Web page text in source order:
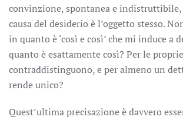
convinzione, spontanea e indistruttibile,
causa del desiderio è l’oggetto stesso.
in quanto è ‘così e così’ che mi induce a
quanto è esattamente così? Per le
contraddistinguono, e per almeno un
rende unico?
Quest’ultima precisazione è davvero